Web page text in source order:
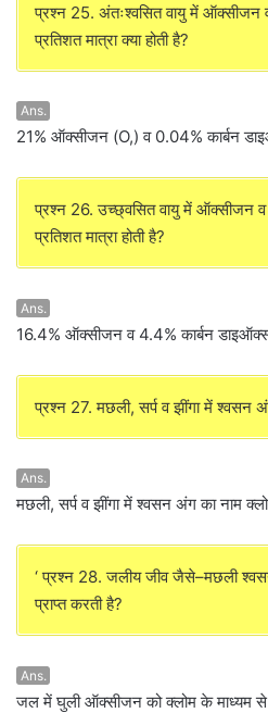
प्रश्न 25. अंतःश्वसित वायु में ऑक्सीजन
प्रतिशत मात्रा क्या होती है?
Ans.
21% ऑक्सीजन (O,) व 0.04% कार्बन
प्रश्न 26. उच्छ्वसित वायु में ऑक्सीजन व
प्रतिशत मात्रा होती है?
Ans.
16.4% ऑक्सीजन व 4.4% कार्बन
प्रश्न 27. मछली, सर्प व झींगा में श्वसन
Ans.
मछली, सर्प व झींगा में श्वसन अंग का नाम
‘ प्रश्न 28. जलीय जीव जैसे–मछली
प्राप्त करती है?
Ans.
जल में घुली ऑक्सीजन को क्लोम के माध्यम से